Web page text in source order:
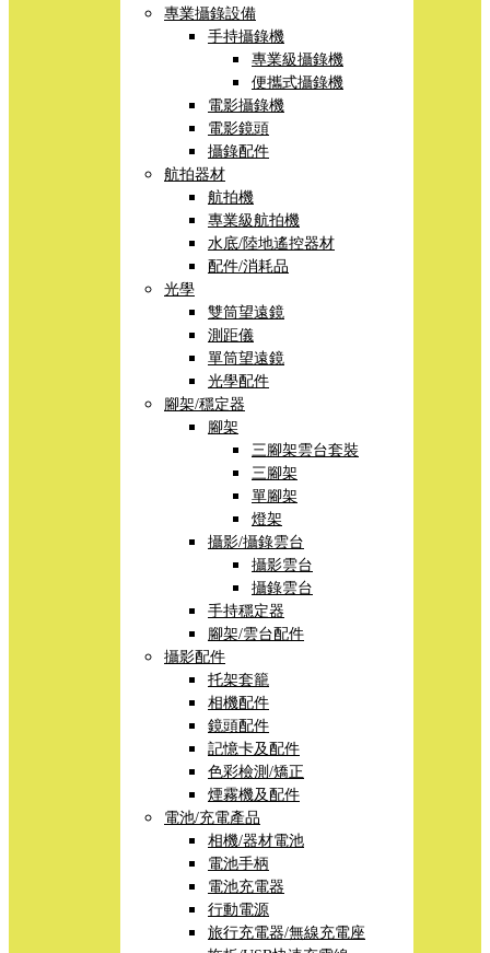
專業攝錄設備
手持攝錄機
專業級攝錄機
便攜式攝錄機
電影攝錄機
電影鏡頭
攝錄配件
航拍器材
航拍機
專業級航拍機
水底/陸地遙控器材
配件/消耗品
光學
雙筒望遠鏡
測距儀
單筒望遠鏡
光學配件
腳架/穩定器
腳架
三腳架雲台套裝
三腳架
單腳架
燈架
攝影/攝錄雲台
攝影雲台
攝錄雲台
手持穩定器
腳架/雲台配件
攝影配件
托架套籠
相機配件
鏡頭配件
記憶卡及配件
色彩檢測/矯正
煙霧機及配件
電池/充電產品
相機/器材電池
電池手柄
電池充電器
行動電源
旅行充電器/無線充電座